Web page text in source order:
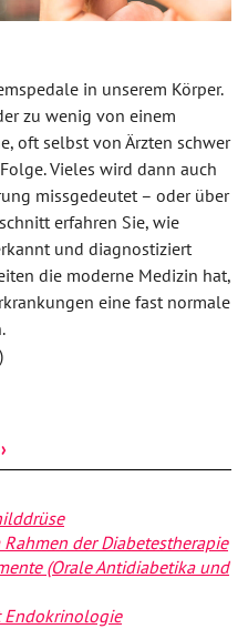
in unserem Körper.
zu wenig von einem
oft selbst von Ärzten schwer
Vieles wird dann auch
missgedeutet – oder über
erfahren Sie, wie
und diagnostiziert
die moderne Medizin hat,
eine fast normale
›
der Diabetestherapie
(Orale Antidiabetika und
Endokrinologie